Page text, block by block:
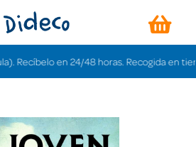
en 24/48 horas. Recogida en tiendas